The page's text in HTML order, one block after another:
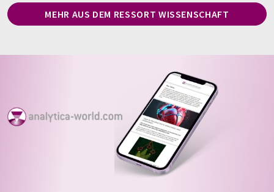
MEHR AUS DEM RESSORT WISSENSCHAFT